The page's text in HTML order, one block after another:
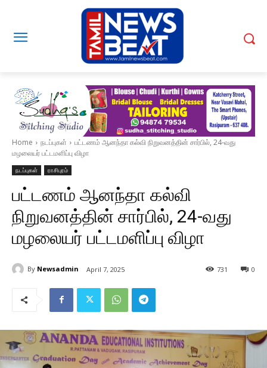
Home நடப்புகள்
பட்டணம் ஆனந்தா கல்வி நிறுவனத்தின் சார்பில், 24-வது
மழலையர் பட்டமளிப்பு விழா
நடப்புகள் ராசிபுரம்
பட்டணம் ஆனந்தா கல்வி
நிறுவனத்தின் சார்பில், 24-வது
மழலையர் பட்டமளிப்பு விழா
By Newsadmin April 7, 2025 0
731